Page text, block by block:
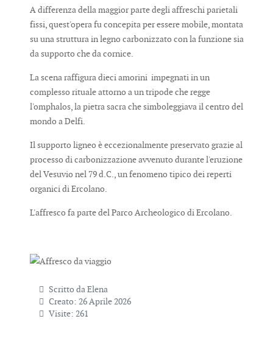
A differenza della maggior parte degli affreschi parietali
fissi, quest'opera fu concepita per essere mobile, montata
su una struttura in legno carbonizzato con la funzione sia
da supporto che da cornice.
La scena raffigura dieci amorini impegnati in un
complesso rituale attorno a un tripode che regge
l'omphalos, la pietra sacra che simboleggiava il centro del
mondo a Delfi.
Il supporto ligneo è eccezionalmente preservato grazie al
processo di carbonizzazione avvenuto durante l'eruzione
del Vesuvio nel 79 d.C., un fenomeno tipico dei reperti
organici di Ercolano.
L'affresco fa parte del Parco Archeologico di Ercolano.
Scritto da Elena
Creato: 26 Aprile 2026
Visite: 261